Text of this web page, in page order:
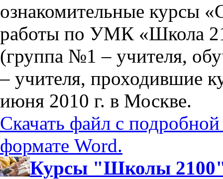
ознакомительные курсы
работы по УМК «Школа
(группа №1 – учителя,
– учителя, проходившие
июня 2010 г. в Москве.
Скачать файл с
формате Word.
Курсы "Школы